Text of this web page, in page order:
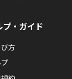
プ・ガイド
方